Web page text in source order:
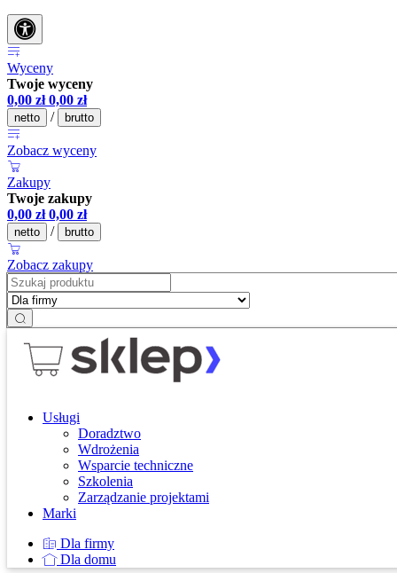
Wyceny
Twoje wyceny
0,00 zł 0,00 zł
netto / brutto
Zobacz wyceny
Zakupy
Twoje zakupy
0,00 zł 0,00 zł
netto / brutto
Zobacz zakupy
Usługi
Doradztwo
Wdrożenia
Wsparcie techniczne
Szkolenia
Zarządzanie projektami
Marki
Dla firmy
Dla domu